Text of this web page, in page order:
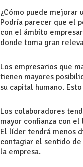
¿Cómo puede mejorar
Podría parecer que el
con el ámbito
donde toma gran
Los empresarios que
tienen mayores
su capital humano.
Los colaboradores
mayor confianza con el
El líder tendrá menos
contagiar el sentido
la empresa.